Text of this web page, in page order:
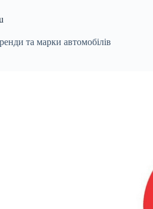
та марки автомобілів